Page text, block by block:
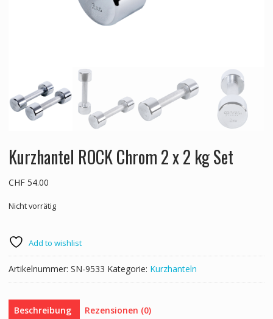
Kurzhantel ROCK Chrom 2 x 2 kg Set
CHF54.00
Nicht vorrätig
Add to wishlist
Artikelnummer: SN-9533 Kategorie: Kurzhanteln
Beschreibung Rezensionen (0)